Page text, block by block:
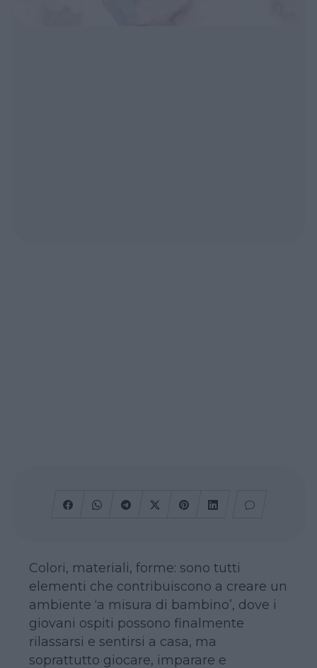
Colori, materiali, forme: sono tutti
elementi che contribuiscono a creare un
ambiente ‘a misura di bambino’, dove i
giovani ospiti possono finalmente
rilassarsi e sentirsi a casa, ma
soprattutto giocare, imparare e